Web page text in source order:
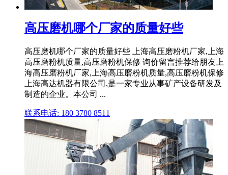
高压磨机哪个厂家的质量好些
高压磨机哪个厂家的质量好些 上海高压磨粉机厂家,上海
高压磨粉机质量,高压磨粉机保修 询价留言推荐给朋友上
海高压磨粉机厂家,上海高压磨粉机质量,高压磨粉机保修
上海高达机器有限公司,是一家专业从事矿产设备研发及
制造的企业。本公司 ...
联系电话: 180 3780 8511